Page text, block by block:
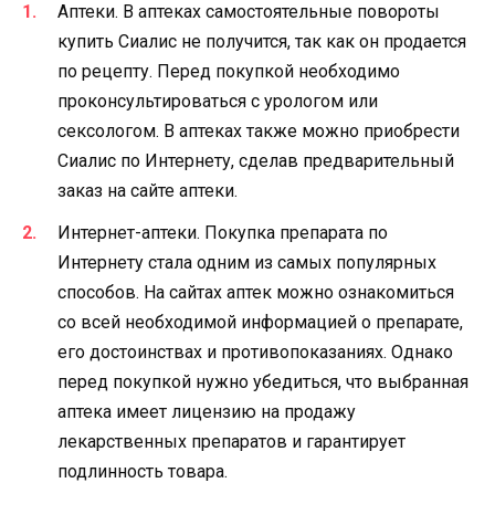
Аптеки. В аптеках самостоятельные повороты
купить Сиалис не получится, так как он продается
по рецепту. Перед покупкой необходимо
проконсультироваться с урологом или
сексологом. В аптеках также можно приобрести
Сиалис по Интернету, сделав предварительный
заказ на сайте аптеки.
Интернет-аптеки. Покупка препарата по
Интернету стала одним из самых популярных
способов. На сайтах аптек можно ознакомиться
со всей необходимой информацией о препарате,
его достоинствах и противопоказаниях. Однако
перед покупкой нужно убедиться, что выбранная
аптека имеет лицензию на продажу
лекарственных препаратов и гарантирует
подлинность товара.